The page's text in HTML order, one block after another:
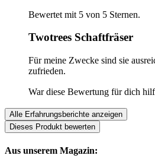
Bewertet mit 5 von 5 Sternen.
Twotrees Schaftfräser
Für meine Zwecke sind sie
zufrieden.
War diese Bewertung für dich
Alle Erfahrungsberichte anzeigen
Dieses Produkt bewerten
Aus unserem Magazin: